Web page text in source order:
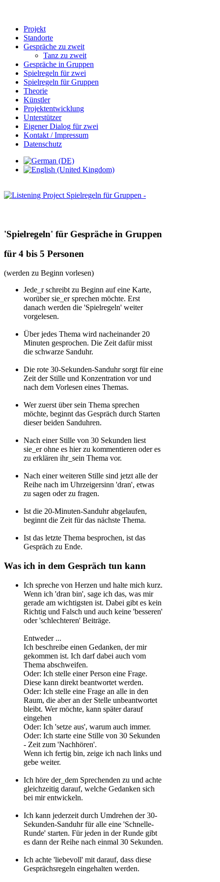
Projekt
Standorte
Gespräche zu zweit
Tanz zu zweit
Gespräche in Gruppen
Spielregeln für zwei
Spielregeln für Gruppen
Theorie
Künstler
Projektentwicklung
Unterstützer
Eigener Dialog für zwei
Kontakt / Impressum
Datenschutz
'Spielregeln' für Gespräche in Gruppen
für 4 bis 5 Personen
(werden zu Beginn vorlesen)
Jede_r schreibt zu Beginn auf eine Karte,
worüber sie_er sprechen möchte. Erst
danach werden die 'Spielregeln' weiter
vorgelesen.
Über jedes Thema wird nacheinander 20
Minuten gesprochen. Die Zeit dafür misst
die schwarze Sanduhr.
Die rote 30-Sekunden-Sanduhr sorgt für eine
Zeit der Stille und Konzentration vor und
nach dem Vorlesen eines Themas.
Wer zuerst über sein Thema sprechen
möchte, beginnt das Gespräch durch Starten
dieser beiden Sanduhren.
Nach einer Stille von 30 Sekunden liest
sie_er ohne es hier zu kommentieren oder es
zu erklären ihr_sein Thema vor.
Nach einer weiteren Stille sind jetzt alle der
Reihe nach im Uhrzeigersinn 'dran', etwas
zu sagen oder zu fragen.
Ist die 20-Minuten-Sanduhr abgelaufen,
beginnt die Zeit für das nächste Thema.
Ist das letzte Thema besprochen, ist das
Gespräch zu Ende.
Was ich in dem Gespräch tun kann
Ich spreche von Herzen und halte mich kurz.
Wenn ich 'dran bin', sage ich das, was mir
gerade am wichtigsten ist. Dabei gibt es kein
Richtig und Falsch und auch keine 'besseren'
oder 'schlechteren' Beiträge.
Entweder ...
Ich beschreibe einen Gedanken, der mir
gekommen ist. Ich darf dabei auch vom
Thema abschweifen.
Oder: Ich stelle einer Person eine Frage.
Diese kann direkt beantwortet werden.
Oder: Ich stelle eine Frage an alle in den
Raum, die aber an der Stelle unbeantwortet
bleibt. Wer möchte, kann später darauf
eingehen
Oder: Ich 'setze aus', warum auch immer.
Oder: Ich starte eine Stille von 30 Sekunden
- Zeit zum 'Nachhören'.
Wenn ich fertig bin, zeige ich nach links und
gebe weiter.
Ich höre der_dem Sprechenden zu und achte
gleichzeitig darauf, welche Gedanken sich
bei mir entwickeln.
Ich kann jederzeit durch Umdrehen der 30-
Sekunden-Sanduhr für alle eine 'Schnelle-
Runde' starten. Für jeden in der Runde gibt
es dann der Reihe nach einmal 30 Sekunden.
Ich achte 'liebevoll' mit darauf, dass diese
Gesprächsregeln eingehalten werden.